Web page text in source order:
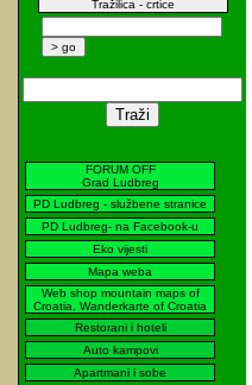
Tražilica - crtice
FORUM OFF
Grad Ludbreg
PD Ludbreg - službene stranice
PD Ludbreg- na Facebook-u
Eko vijesti
Mapa weba
Web shop mountain maps of
Croatia, Wanderkarte of Croatia
Restorani i hoteli
Auto kampovi
Apartmani i sobe